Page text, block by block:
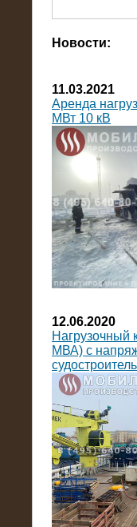
Новости:
11.03.2021
Аренда
МВт 10 кВ
12.06.2020
Нагрузочный
МВА) с